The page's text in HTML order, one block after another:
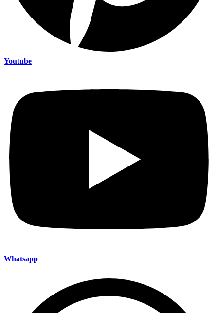
Youtube
Whatsapp